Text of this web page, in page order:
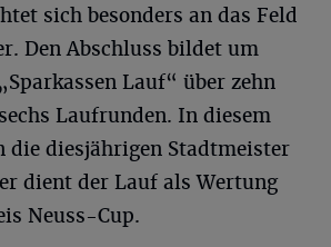
sich besonders an das Feld
Den Abschluss bildet um
Lauf“ über zehn
Laufrunden. In diesem
die diesjährigen Stadtmeister
dient der Lauf als Wertung
Neuss-Cup.